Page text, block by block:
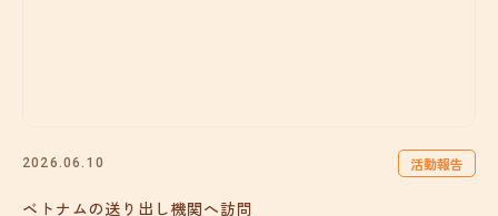
2026.06.10 活動報告
ベトナムの送り出し機関へ訪問